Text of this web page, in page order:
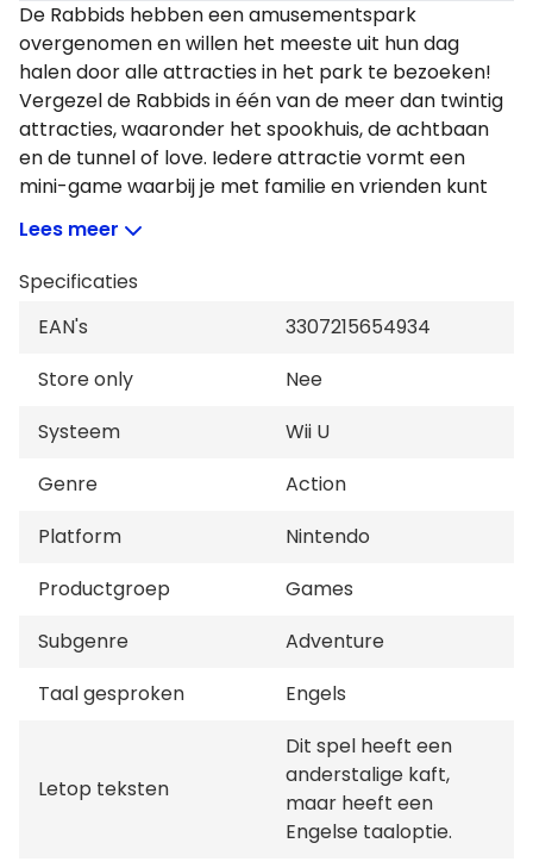
De Rabbids hebben een amusementspark
overgenomen en willen het meeste uit hun dag
halen door alle attracties in het park te bezoeken!
Vergezel de Rabbids in één van de meer dan twintig
attracties, waaronder het spookhuis, de achtbaan
en de tunnel of love. Iedere attractie vormt een
mini-game waarbij je met familie en vrienden kunt
Lees meer
Specificaties
EAN's
3307215654934
Store only
Nee
Systeem
Wii U
Genre
Action
Platform
Nintendo
Productgroep
Games
Subgenre
Adventure
Taal gesproken
Engels
Letop teksten
Dit spel heeft een
anderstalige kaft,
maar heeft een
Engelse taaloptie.